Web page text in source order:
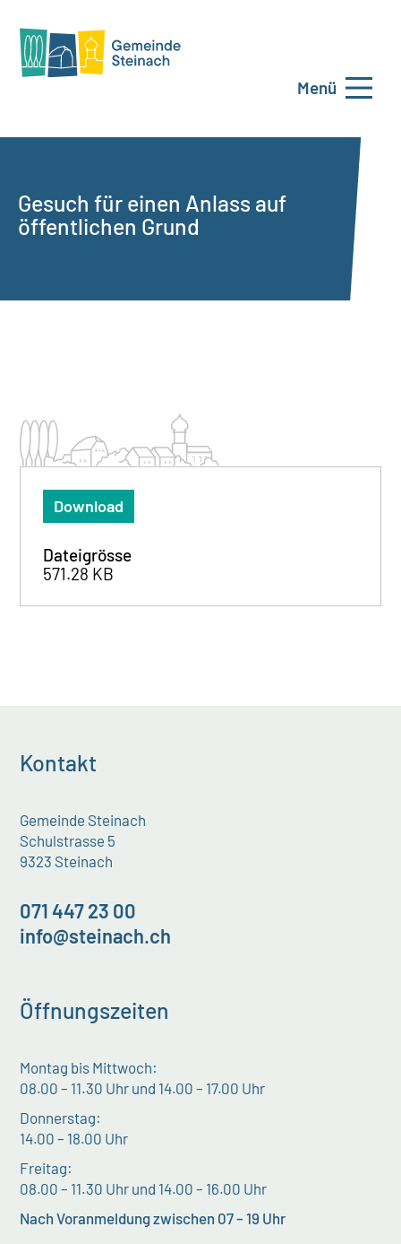
Menü
Gesuch für einen Anlass auf
öffentlichen Grund
Download
Dateigrösse
571.28 KB
Kontakt
Gemeinde Steinach
Schulstrasse 5
9323 Steinach
071 447 23 00
info@steinach.ch
Öffnungszeiten
Montag bis Mittwoch:
08.00 – 11.30 Uhr und 14.00 – 17.00 Uhr
Donnerstag:
14.00 – 18.00 Uhr
Freitag:
08.00 – 11.30 Uhr und 14.00 – 16.00 Uhr
Nach Voranmeldung zwischen 07 – 19 Uhr